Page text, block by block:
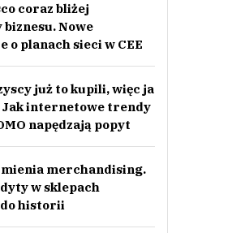
coraz bliżej
Nowe
o planach sieci w CEE
już to kupili, więc ja
Jak internetowe trendy
napędzają popyt
merchandising.
w sklepach
do historii